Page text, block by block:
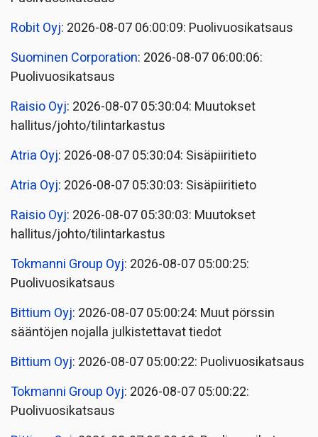
Robit Oyj: 2026-08-07 06:00:09: Puolivuosikatsaus
Suominen Corporation: 2026-08-07 06:00:06:
Puolivuosikatsaus
Raisio Oyj: 2026-08-07 05:30:04: Muutokset
hallitus/johto/tilintarkastus
Atria Oyj: 2026-08-07 05:30:04: Sisäpiiritieto
Atria Oyj: 2026-08-07 05:30:03: Sisäpiiritieto
Raisio Oyj: 2026-08-07 05:30:03: Muutokset
hallitus/johto/tilintarkastus
Tokmanni Group Oyj: 2026-08-07 05:00:25:
Puolivuosikatsaus
Bittium Oyj: 2026-08-07 05:00:24: Muut pörssin
sääntöjen nojalla julkistettavat tiedot
Bittium Oyj: 2026-08-07 05:00:22: Puolivuosikatsaus
Tokmanni Group Oyj: 2026-08-07 05:00:22:
Puolivuosikatsaus